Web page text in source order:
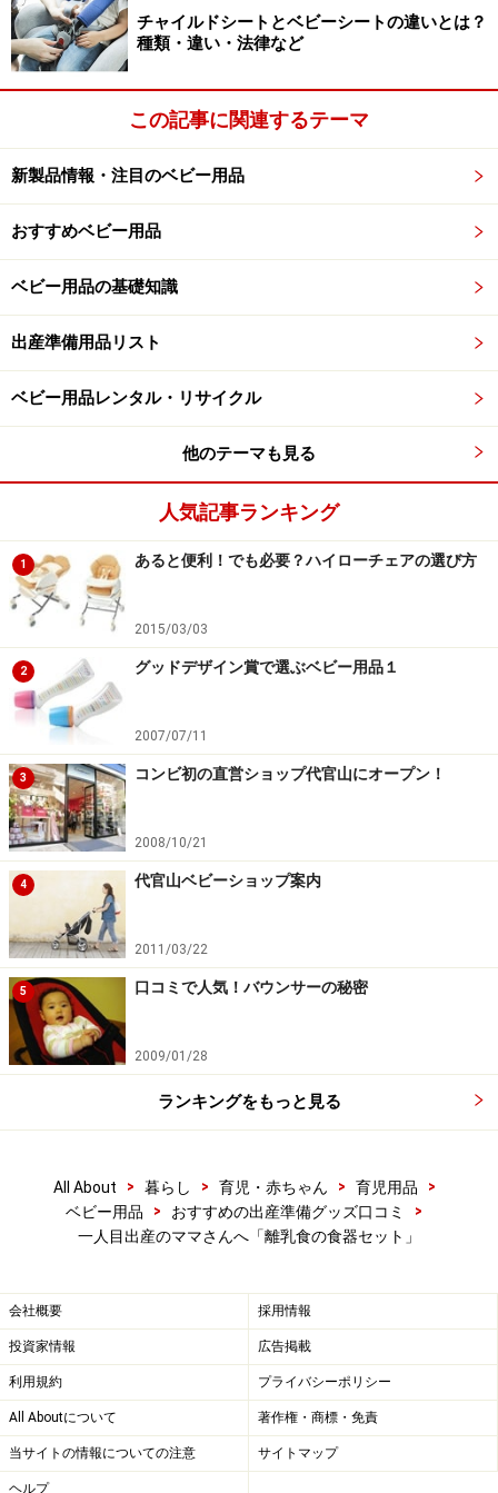
チャイルドシートとベビーシートの違いとは？
種類・違い・法律など
この記事に関連するテーマ
新製品情報・注目のベビー用品
おすすめベビー用品
ベビー用品の基礎知識
出産準備用品リスト
ベビー用品レンタル・リサイクル
他のテーマも見る
人気記事ランキング
1 あると便利！でも必要？ハイローチェアの選び方
2015/03/03
2 グッドデザイン賞で選ぶベビー用品１
2007/07/11
3 コンビ初の直営ショップ代官山にオープン！
2008/10/21
4 代官山ベビーショップ案内
2011/03/22
5 口コミで人気！バウンサーの秘密
2009/01/28
ランキングをもっと見る
All About > 暮らし > 育児・赤ちゃん > 育児用品
>
ベビー用品
> おすすめの出産準備グッズ口コミ
>
一人目出産のママさんへ「離乳食の食器セット」
会社概要 採用情報
投資家情報 広告掲載
利用規約 プライバシーポリシー
All Aboutについて 著作権・商標・免責
当サイトの情報についての注意 サイトマップ
ヘルプ